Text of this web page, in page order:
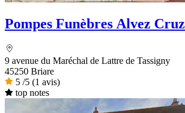
Pompes Funèbres Alvez Cruz
9 avenue du Maréchal de Lattre de Tassigny
45250 Briare
5 /5 (1 avis)
top notes